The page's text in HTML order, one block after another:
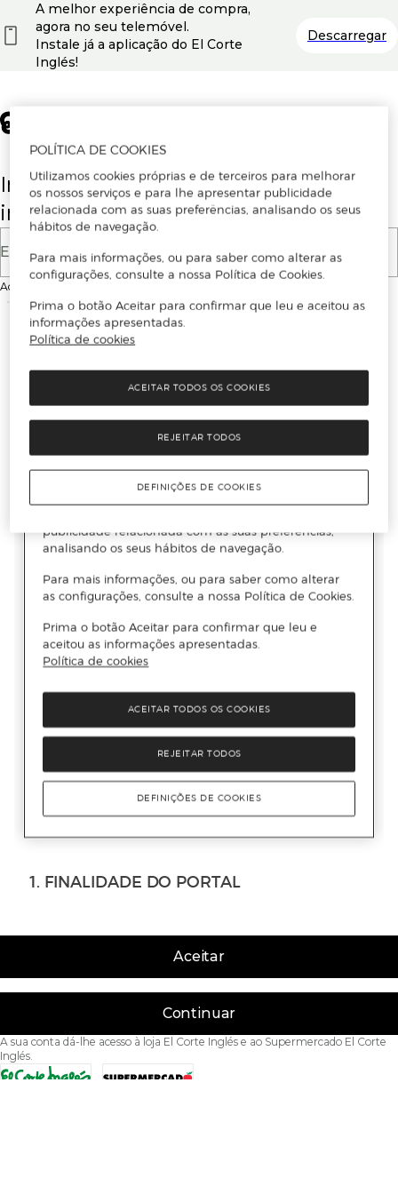
Insira o seu email para se registar ou
iniciar sessão.
E-mail
Ao continuar, aceitas as
Aceitar
Continuar
A sua conta dá-lhe acesso à loja El Corte Inglés e ao Supermercado El Corte
Inglés.
A melhor experiência de compra,
agora no seu telemóvel.
Instale já a aplicação do El Corte
Inglés!
Descarregar
POLÍTICA DE COOKIES
Utilizamos cookies próprias e de terceiros para melhorar
os nossos serviços e para lhe apresentar publicidade
relacionada com as suas preferências, analisando os seus
hábitos de navegação.
Para mais informações, ou para saber como alterar as
configurações, consulte a nossa Política de Cookies.
Prima o botão Aceitar para confirmar que leu e aceitou as
informações apresentadas.
Política de cookies
REJEITAR TODOS
ACEITAR TODOS OS COOKIES
DEFINIÇÕES DE COOKIES